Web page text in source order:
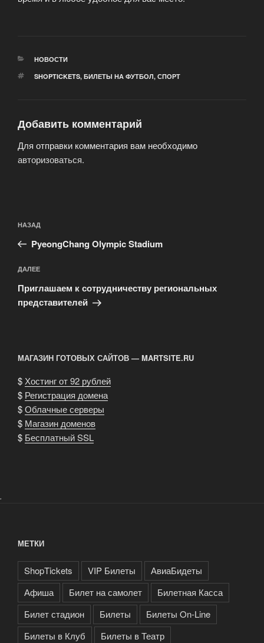
РУБРИКИ
НОВОСТИ
МЕТКИ
SHOPTICKETS, БИЛЕТЫ НА ФУТБОЛ, СПОРТ
Добавить комментарий
Для отправки комментария вам необходимо
авторизоваться.
по
записям
Предыдущая
запись:
НАЗАД
PyeongChang Olympic Stadium
Следующая
запись
ДАЛЕЕ
Приглашаем к сотрудничеству региональных
представителей
МАГАЗИН ГОТОВЫХ САЙТОВ — MARTSITE.RU
$ Хостинг от 92 рублей
$ Регистрация домена
$Облачные серверы
$ Магазин доменов
$ Бесплатный SSL
.
МЕТКИ
ShopTickets VIP Билеты
АвиаБидеты
Афиша
Билет на самолет
Билетная Касса
Билет стадион
Билеты
Билеты On-Line
Билеты в Клуб
Билеты в Театр